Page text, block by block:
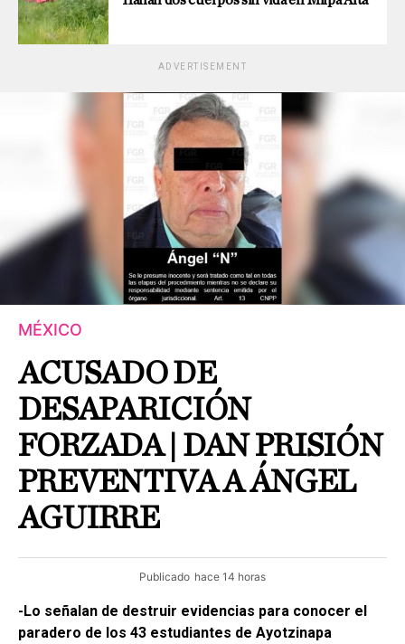
ADVERTISEMENT
MÉXICO
ACUSADO DE
DESAPARICIÓN
FORZADA | DAN PRISIÓN
PREVENTIVA A ÁNGEL
AGUIRRE
Publicado hace 14 horas
-Lo señalan de destruir evidencias para conocer el
paradero de los 43 estudiantes de Ayotzinapa